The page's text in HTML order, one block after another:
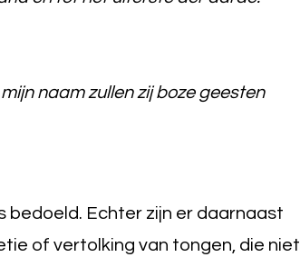
naam zullen zij boze geesten
bedoeld. Echter zijn er daarnaast
of vertolking van tongen, die niet